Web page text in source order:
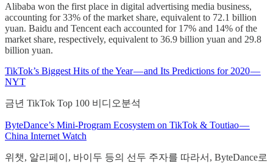
Alibaba won the first place in digital advertising media business,
accounting for 33% of the market share, equivalent to 72.1 billion
yuan. Baidu and Tencent each accounted for 17% and 14% of the
market share, respectively, equivalent to 36.9 billion yuan and 29.8
billion yuan.
TikTok’s Biggest Hits of the Year — and Its Predictions for 2020 —
NYT
금년 TikTok Top 100 비디오분석
ByteDance’s Mini-Program Ecosystem on TikTok & Toutiao —
China Internet Watch
위챗, 알리페이, 바이두 등의 선두 주자를 따라서, ByteDance로